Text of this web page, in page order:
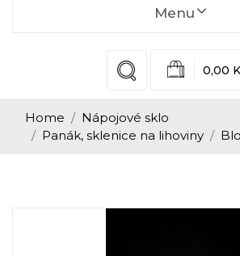
Menu
0,00
Home
Nápojové sklo
Panák, sklenice na lihoviny